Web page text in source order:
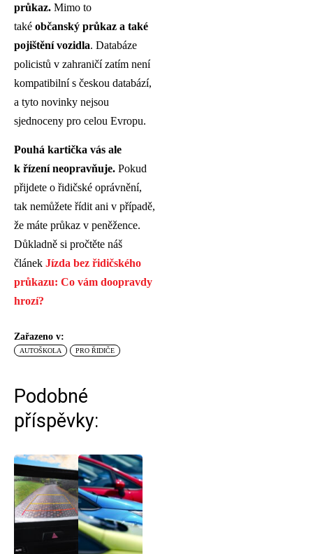
průkaz. Mimo to
také občanský průkaz a také
pojištění vozidla. Databáze
policistů v zahraničí zatím není
kompatibilní s českou databází,
a tyto novinky nejsou
sjednoceny pro celou Evropu.
Pouhá kartička vás ale
k řízení neopravňuje. Pokud
přijdete o řidičské oprávnění,
tak nemůžete řídit ani v případě,
že máte průkaz v peněžence.
Důkladně si pročtěte náš
článek Jízda bez řidičského
průkazu: Co vám doopravdy
hrozí?
Zařazeno v:
AUTOŠKOLA PRO ŘIDIČE
Podobné
příspěvky: